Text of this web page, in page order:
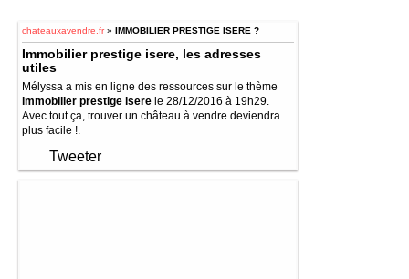
chateauxavendre.fr» IMMOBILIER PRESTIGE ISERE ?
Immobilier prestige isere, les adresses
utiles
Mélyssa a mis en ligne des ressources sur le thème
immobilier prestige isere le 28/12/2016 à 19h29.
Avec tout ça, trouver un château à vendre deviendra
plus facile !.
Tweeter